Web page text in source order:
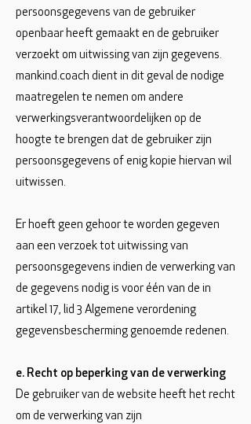
persoonsgegevens van de gebruiker
openbaar heeft gemaakt en de gebruiker
verzoekt om uitwissing van zijn gegevens.
mankind.coach dient in dit geval de nodige
maatregelen te nemen om andere
verwerkingsverantwoordelijken op de
hoogte te brengen dat de gebruiker zijn
persoonsgegevens of enig kopie hiervan wil
uitwissen.
Er hoeft geen gehoor te worden gegeven
aan een verzoek tot uitwissing van
persoonsgegevens indien de verwerking van
de gegevens nodig is voor één van de in
artikel 17, lid 3 Algemene verordening
gegevensbescherming genoemde redenen.
e. Recht op beperking van de verwerking
De gebruiker van de website heeft het recht
om de verwerking van zijn